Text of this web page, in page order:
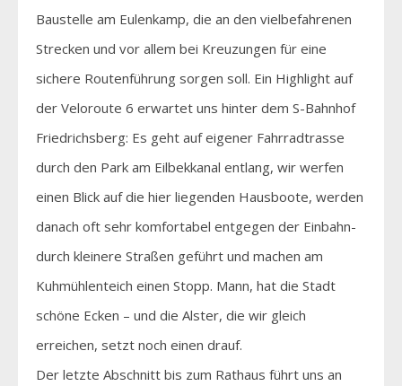
Baustelle am Eulenkamp, die an den vielbefahrenen
Strecken und vor allem bei Kreuzungen für eine
sichere Routenführung sorgen soll. Ein Highlight auf
der Veloroute 6 erwartet uns hinter dem S-Bahnhof
Friedrichsberg: Es geht auf eigener Fahrradtrasse
durch den Park am Eilbekkanal entlang, wir werfen
einen Blick auf die hier liegenden Hausboote, werden
danach oft sehr komfortabel entgegen der Einbahn-
durch kleinere Straßen geführt und machen am
Kuhmühlenteich einen Stopp. Mann, hat die Stadt
schöne Ecken – und die Alster, die wir gleich
erreichen, setzt noch einen drauf.
Der letzte Abschnitt bis zum Rathaus führt uns an